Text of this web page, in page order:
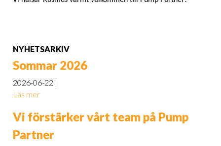
NYHETSARKIV
Sommar 2026
2026-06-22
Läs mer
Vi förstärker vårt team på Pump
Partner